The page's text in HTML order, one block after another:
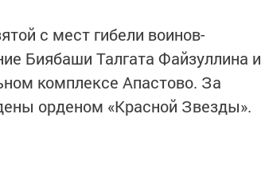
с мест гибели воинов-
Биябаши Талгата Файзуллина и
комплексе Апастово. За
орденом «Красной Звезды».